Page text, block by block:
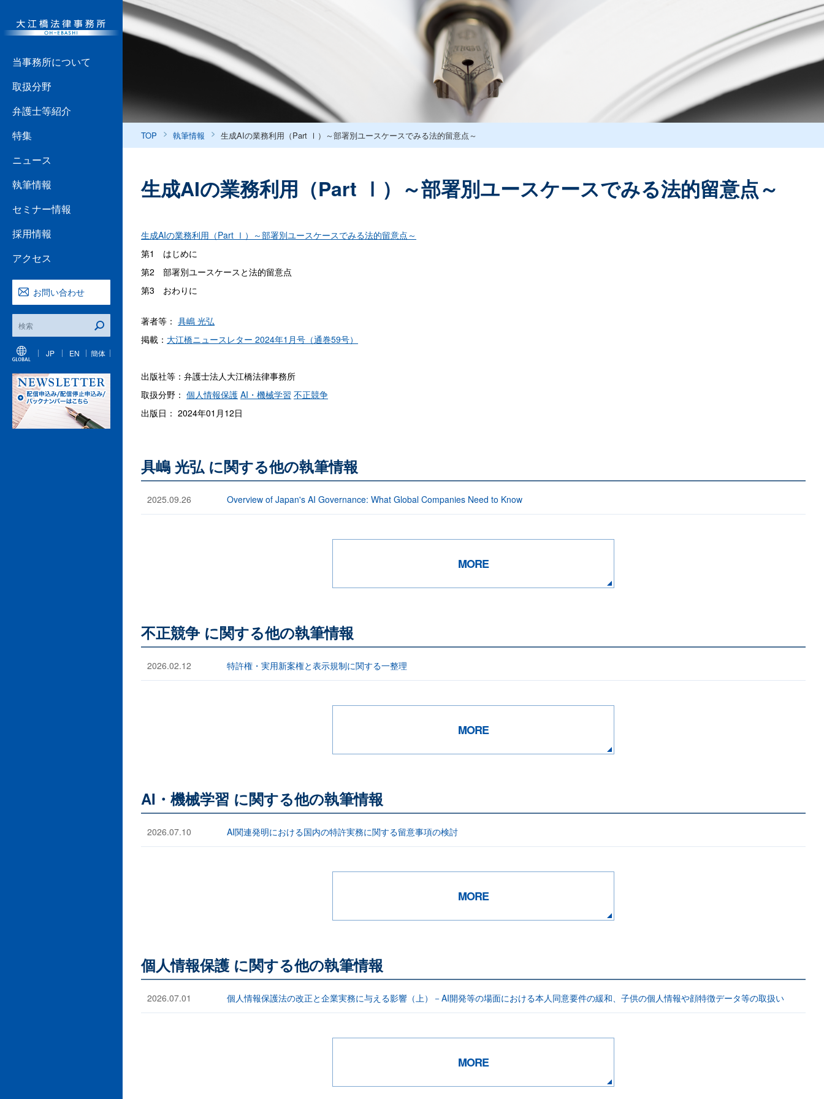
当事務所について
取扱分野
弁護士等紹介
特集
ニュース
執筆情報
セミナー情報
採用情報
アクセス
お問い合わせ
JP EN 簡体
TOP 執筆情報 生成AIの業務利用（Part Ⅰ）～部署別ユースケースでみる法的留意点～
生成AIの業務利用（Part Ⅰ）～部署別ユースケースでみる法的留意点～
生成AIの業務利用（Part Ⅰ）～部署別ユースケースでみる法的留意点～
第1 はじめに
第2 部署別ユースケースと法的留意点
第3 おわりに
著者等： 具嶋 光弘
掲載： 大江橋ニュースレター 2024年1月号（通巻59号）
出版社等：弁護士法人大江橋法律事務所
取扱分野： 個人情報保護 AI・機械学習 不正競争
出版日： 2024年01月12日
具嶋 光弘 に関する他の執筆情報
2025.09.26 Overview of Japan's AI Governance: What Global Companies Need to Know
MORE
不正競争 に関する他の執筆情報
2026.02.12 特許権・実用新案権と表示規制に関する一整理
MORE
AI・機械学習 に関する他の執筆情報
2026.07.10 AI関連発明における国内の特許実務に関する留意事項の検討
MORE
個人情報保護 に関する他の執筆情報
2026.07.01 個人情報保護法の改正と企業実務に与える影響（上）－AI開発等の場面における本人同意要件の緩和、子供の個人情報や顔特徴データ等の取扱い
MORE